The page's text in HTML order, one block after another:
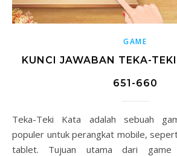
GAME
KUNCI JAWABAN TEKA-
651-660
Teka-Teki Kata adalah sebuah game teka-teki yang
populer untuk perangkat mobile,
tablet. Tujuan utama dari